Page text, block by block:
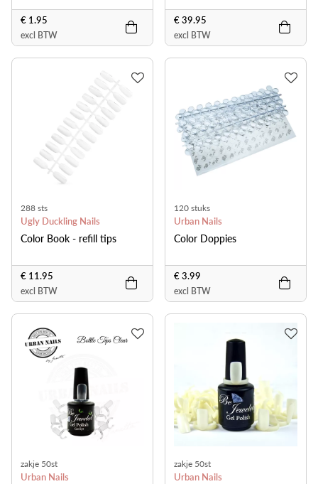
€ 1.95
excl BTW
€ 39.95
excl BTW
288 sts
Ugly Duckling Nails
Color Book - refill tips
€ 11.95
excl BTW
120 stuks
Urban Nails
Color Doppies
€ 3.99
excl BTW
zakje 50st
Urban Nails
zakje 50st
Urban Nails